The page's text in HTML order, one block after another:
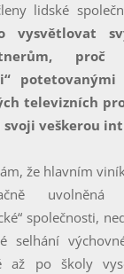
lidské
vysvětlovat
proč
televizních
veškerou
že hlavním
uvolněná
společnosti,
selhání
až po školy